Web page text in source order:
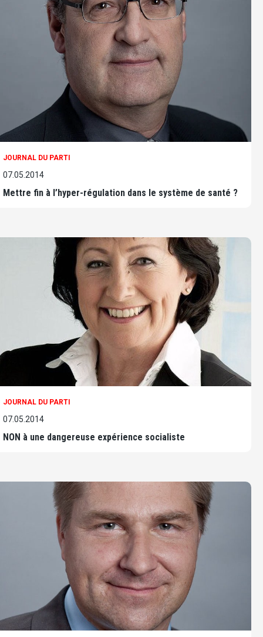
JOURNAL DU PARTI
07.05.2014
Mettre fin à l’hyper-régulation dans le système de santé ?
JOURNAL DU PARTI
07.05.2014
NON à une dangereuse expérience socialiste